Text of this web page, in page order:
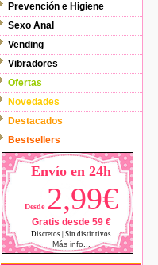
Prevención e Higiene
Sexo Anal
Vending
Vibradores
Ofertas
Novedades
Destacados
Bestsellers
Envío en 24h
Desde 2,99€
Gratis desde 59 €
Discretos | Sin distintivos
Más info...